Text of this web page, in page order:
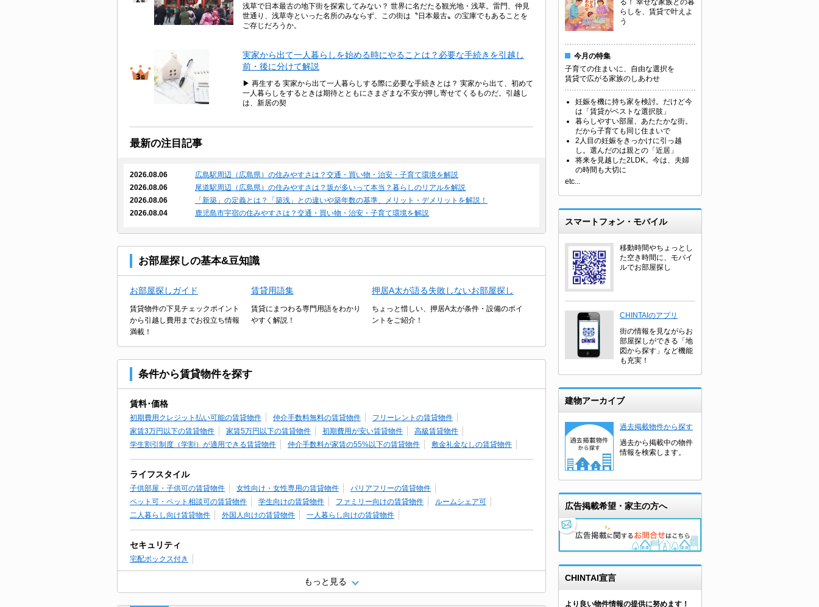
浅草で日本最古の地下街を探索してみない？ 世界に名だたる観光地・浅草。雷門、仲見
世通り、浅草寺といった名所のみならず、この街は〝日本最古〟の宝庫でもあることを
ご存じだろうか。
実家から出て一人暮らしを始める時にやることは？必要な手続きを引越し
前・後に分けて解説
▶ 再生する 実家から出て一人暮らしする際に必要な手続きとは？ 実家から出て、初めて
一人暮らしをするときは期待とともにさまざまな不安が押し寄せてくるものだ。引越し
は、新居の契
最新の注目記事
2026.08.06
広島駅周辺（広島県）の住みやすさは？交通・買い物・治安・子育て環境を解説
2026.08.06
尾道駅周辺（広島県）の住みやすさは？坂が多いって本当？暮らしのリアルを解説
2026.08.06
「新築」の定義とは？「築浅」との違いや築年数の基準、メリット・デメリットを解説！
2026.08.04
鹿児島市宇宿の住みやすさは？交通・買い物・治安・子育て環境を解説
お部屋探しの基本&豆知識
お部屋探しガイド
賃貸物件の下見チェックポイント
から引越し費用までお役立ち情報
満載！
賃貸用語集
賃貸にまつわる専門用語をわかり
やすく解説！
押居A太が語る失敗しないお部屋探し
ちょっと惜しい、押居A太が条件・設備のポイ
ントをご紹介！
条件から賃貸物件を探す
賃料･価格
初期費用クレジット払い可能の賃貸物件 仲介手数料無料の賃貸物件
フリーレントの賃貸物件
家賃3万円以下の賃貸物件
家賃5万円以下の賃貸物件 初期費用が安い賃貸物件
高級賃貸物件
学生割引制度（学割）が適用できる賃貸物件
仲介手数料が家賃の55%以下の賃貸物件 敷金礼金なしの賃貸物件
ライフスタイル
子供部屋・子供可の賃貸物件 女性向け・女性専用の賃貸物件
バリアフリーの賃貸物件
ペット可・ペット相談可の賃貸物件
学生向けの賃貸物件 ファミリー向けの賃貸物件
ルームシェア可
二人暮らし向け賃貸物件
外国人向けの賃貸物件 一人暮らし向けの賃貸物件
セキュリティ
宅配ボックス付き
もっと見る
る！ 幸せな家族との暮
らしを、賃貸で叶えよ
う
今月の特集
子育ての住まいに、自由な選択を
賃貸で広がる家族のしあわせ
妊娠を機に持ち家を検討。だけど今
は「賃貸がベストな選択肢」
暮らしやすい部屋、あたたかな街。
だから子育ても同じ住まいで
2人目の妊娠をきっかけに引っ越
し。選んだのは親との「近居」
将来を見越した2LDK。今は、夫婦
の時間も大切に
etc...
スマートフォン・モバイル
移動時間やちょっとし
た空き時間に、モバイ
ルでお部屋探し
CHINTAIのアプリ
街の情報を見ながらお
部屋探しができる「地
図から探す」など機能
も充実！
建物アーカイブ
過去掲載物件から探す
過去から掲載中の物件
情報を検索します。
広告掲載希望・家主の方へ
CHINTAI宣言
より良い物件情報の提供に努めます！